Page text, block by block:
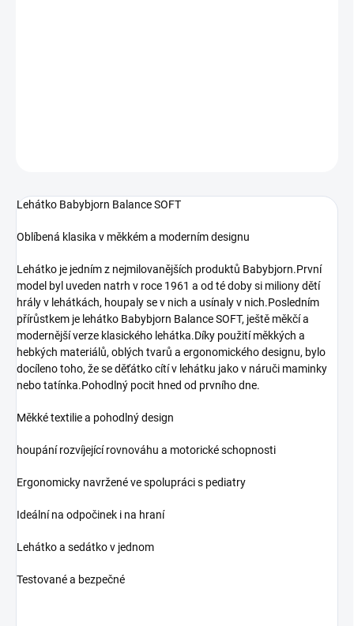
Lehátko Babybjorn Balance SOFT
Oblíbená klasika v měkkém a moderním designu
Lehátko je jedním z nejmilovanějších produktů Babybjorn.První
model byl uveden natrh v roce 1961 a od té doby si miliony dětí
hrály v lehátkách, houpaly se v nich a usínaly v nich.Posledním
přírůstkem je lehátko Babybjorn Balance SOFT, ještě měkčí a
modernější verze klasického lehátka.Díky použití měkkých a
hebkých materiálů, oblých tvarů a ergonomického designu, bylo
docíleno toho, že se děťátko cítí v lehátku jako v náruči maminky
nebo tatínka.Pohodlný pocit hned od prvního dne.
Měkké textilie a pohodlný design
houpání rozvíjející rovnováhu a motorické schopnosti
Ergonomicky navržené ve spolupráci s pediatry
Ideální na odpočinek i na hraní
Lehátko a sedátko v jednom
Testované a bezpečné